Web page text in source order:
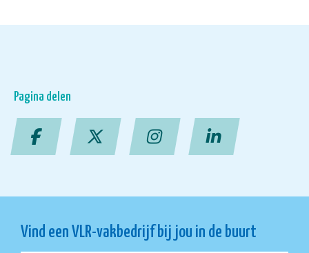
Pagina delen
Vind een VLR-vakbedrijf bij jou in de buurt